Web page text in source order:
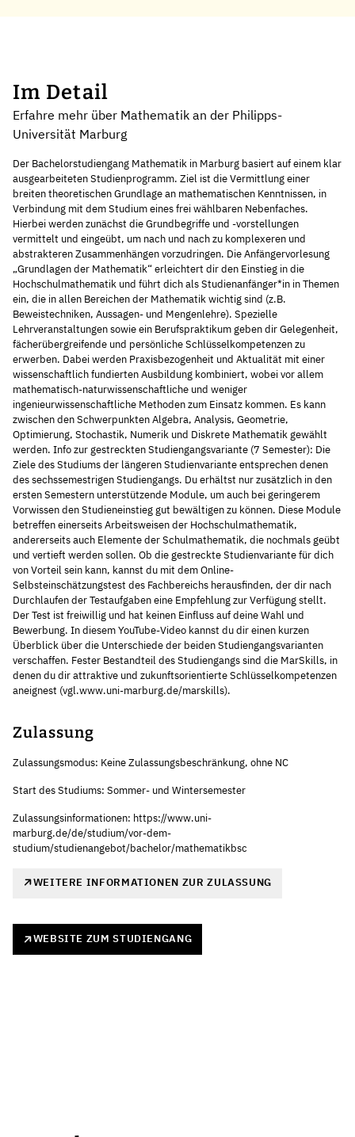
Im Detail
Erfahre mehr über Mathematik an der Philipps-
Universität Marburg
Der Bachelorstudiengang Mathematik in Marburg basiert auf einem klar
ausgearbeiteten Studienprogramm. Ziel ist die Vermittlung einer
breiten theoretischen Grundlage an mathematischen Kenntnissen, in
Verbindung mit dem Studium eines frei wählbaren Nebenfaches.
Hierbei werden zunächst die Grundbegriffe und -vorstellungen
vermittelt und eingeübt, um nach und nach zu komplexeren und
abstrakteren Zusammenhängen vorzudringen. Die Anfängervorlesung
„Grundlagen der Mathematik“ erleichtert dir den Einstieg in die
Hochschulmathematik und führt dich als Studienanfänger*in in Themen
ein, die in allen Bereichen der Mathematik wichtig sind (z.B.
Beweistechniken, Aussagen- und Mengenlehre). Spezielle
Lehrveranstaltungen sowie ein Berufspraktikum geben dir Gelegenheit,
fächerübergreifende und persönliche Schlüsselkompetenzen zu
erwerben. Dabei werden Praxisbezogenheit und Aktualität mit einer
wissenschaftlich fundierten Ausbildung kombiniert, wobei vor allem
mathematisch-naturwissenschaftliche und weniger
ingenieurwissenschaftliche Methoden zum Einsatz kommen. Es kann
zwischen den Schwerpunkten Algebra, Analysis, Geometrie,
Optimierung, Stochastik, Numerik und Diskrete Mathematik gewählt
werden. Info zur gestreckten Studiengangsvariante (7 Semester): Die
Ziele des Studiums der längeren Studienvariante entsprechen denen
des sechssemestrigen Studiengangs. Du erhältst nur zusätzlich in den
ersten Semestern unterstützende Module, um auch bei geringerem
Vorwissen den Studieneinstieg gut bewältigen zu können. Diese Module
betreffen einerseits Arbeitsweisen der Hochschulmathematik,
andererseits auch Elemente der Schulmathematik, die nochmals geübt
und vertieft werden sollen. Ob die gestreckte Studienvariante für dich
von Vorteil sein kann, kannst du mit dem Online-
Selbsteinschätzungstest des Fachbereichs herausfinden, der dir nach
Durchlaufen der Testaufgaben eine Empfehlung zur Verfügung stellt.
Der Test ist freiwillig und hat keinen Einfluss auf deine Wahl und
Bewerbung. In diesem YouTube-Video kannst du dir einen kurzen
Überblick über die Unterschiede der beiden Studiengangsvarianten
verschaffen. Fester Bestandteil des Studiengangs sind die MarSkills, in
denen du dir attraktive und zukunftsorientierte Schlüsselkompetenzen
aneignest (vgl.www.uni-marburg.de/marskills).
Zulassung
Zulassungsmodus: Keine Zulassungsbeschränkung, ohne NC
Start des Studiums: Sommer- und Wintersemester
Zulassungsinformationen: https://www.uni-
marburg.de/de/studium/vor-dem-
studium/studienangebot/bachelor/mathematikbsc
WEITERE INFORMATIONEN ZUR ZULASSUNG
WEBSITE ZUM STUDIENGANG